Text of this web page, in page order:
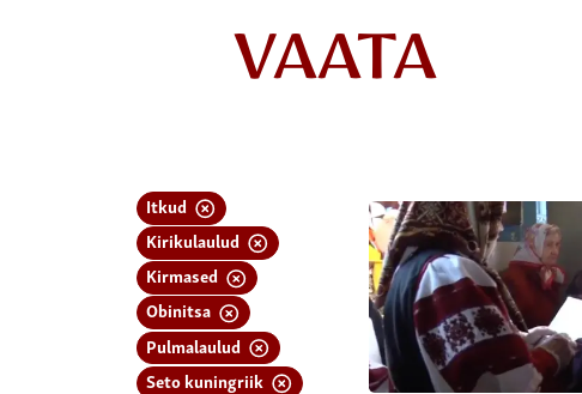
VAATA
Itkud
Kirikulaulud
Kirmased
Obinitsa
Pulmalaulud
Seto kuningriik